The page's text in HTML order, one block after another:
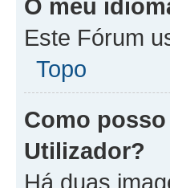
O meu
Este Fórum
Topo
Como
Utilizador?
Há duas